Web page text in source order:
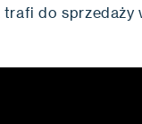
trafi do sprzedaży